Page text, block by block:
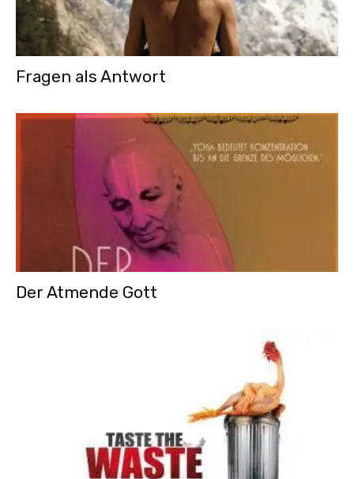
Fragen als Antwort
Der Atmende Gott